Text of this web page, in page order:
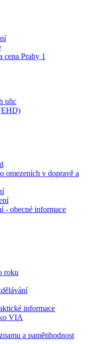
cena Prahy 1
ulic
omezeních v dopravě a
- obecné informace
roku
informace
VIA
a pamětihodnost